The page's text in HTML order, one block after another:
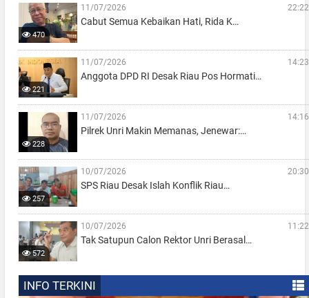
470
11/07/2026 22:22
Cabut Semua Kebaikan Hati, Rida K…
221
11/07/2026 14:23
Anggota DPD RI Desak Riau Pos Hormati…
228
11/07/2026 14:16
Pilrek Unri Makin Memanas, Jenewar:…
257
10/07/2026 20:30
SPS Riau Desak Islah Konflik Riau…
572
10/07/2026 11:22
Tak Satupun Calon Rektor Unri Berasal…
INFO TERKINI